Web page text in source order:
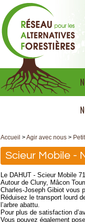
Accueil >Agir avec nous >
Scieur Mobile -
Le DAHUT - Scieur Mobile 71
Autour de Cluny, Mâcon
Charles-Joseph Gibiot vous
Réduisez le transport lourd
l’arbre abattu.
Pour plus de satisfaction
Vous pouvez également